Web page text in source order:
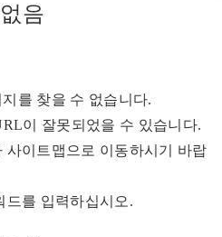
없음
를 찾을 수 없습니다.
이 잘못되었을 수 있습니다.
사이트맵으로 이동하시기 바랍
드를 입력하십시오.